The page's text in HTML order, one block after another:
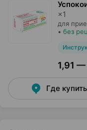
×1
для
• без
1,91 —
Где купить